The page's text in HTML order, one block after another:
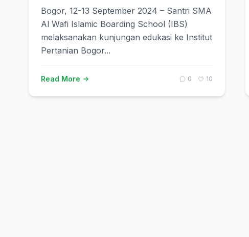
Bogor, 12-13 September 2024 – Santri SMA
Al Wafi Islamic Boarding School (IBS)
melaksanakan kunjungan edukasi ke Institut
Pertanian Bogor...
Read More 0 10